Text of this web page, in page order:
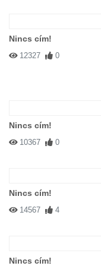
Nincs cím!
12327 0
Nincs cím!
10367 0
Nincs cím!
14567 4
Nincs cím!